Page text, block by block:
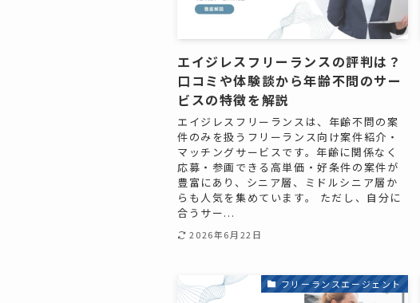
エイジレスフリーランスの評判は？
口コミや体験談から年齢不問のサー
ビスの特徴を解説
エイジレスフリーランスは、年齢不問の案
件のみを扱うフリーランス向け案件紹介・
マッチングサービスです。年齢に関係なく
応募・参画できる高単価・好条件の案件が
豊富にあり、シニア層、ミドルシニア層か
らも人気を集めています。 ただし、自分に
合うサー...
2026年6月22日
フリーランスエージェント